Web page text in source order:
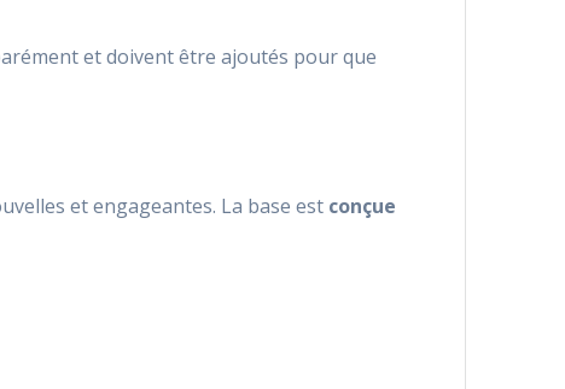
et doivent être ajoutés pour que
et engageantes. La base est conçue